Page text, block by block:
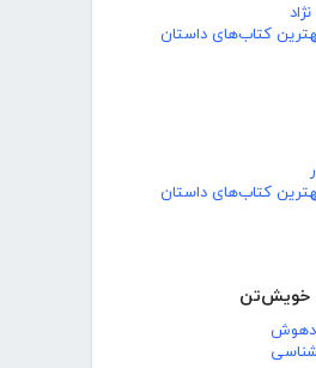
بهترین کتاب‌های داستان
بهترین کتاب‌های داستان
خویش‌تن